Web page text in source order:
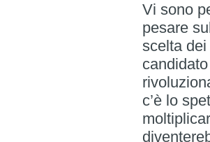
Vi sono
pesare
scelta
c’è lo